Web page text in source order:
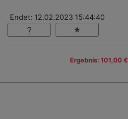
Endet: 12.02.2023 15:44:40
Ergebnis: 101,00 €